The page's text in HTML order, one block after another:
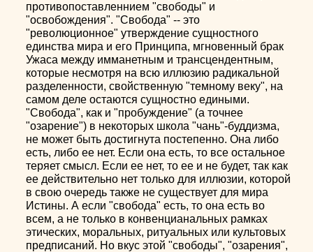
противопоставленнием "свободы" и
"освобождения". "Свобода" -- это
"революционное" утверждение сущностного
единства мира и его Принципа, мгновенный брак
Ужаса между имманетным и трансцендентным,
которые несмотря на всю иллюзию радикальной
разделенности, свойственную "темному веку", на
самом деле остаются сущностно едиными.
"Свобода", как и "пробуждение" (а точнее
"озарение") в некоторых школа "чань"-буддизма,
не может быть достигнута постепенно. Она либо
есть, либо ее нет. Если она есть, то все остальное
теряет смысл. Если ее нет, то ее и не будет, так как
ее действительно нет только для иллюзии, которой
в свою очередь также не существует для мира
Истины. А если "свобода" есть, то она есть во
всем, а не только в конвенцианальных рамках
этических, моральных, ритуальных или культовых
предписаний. Но вкус этой "свободы", "озарения",